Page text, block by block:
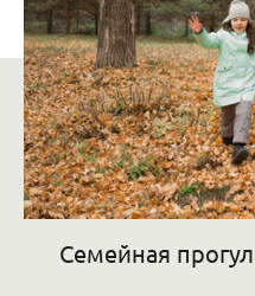
Семейная